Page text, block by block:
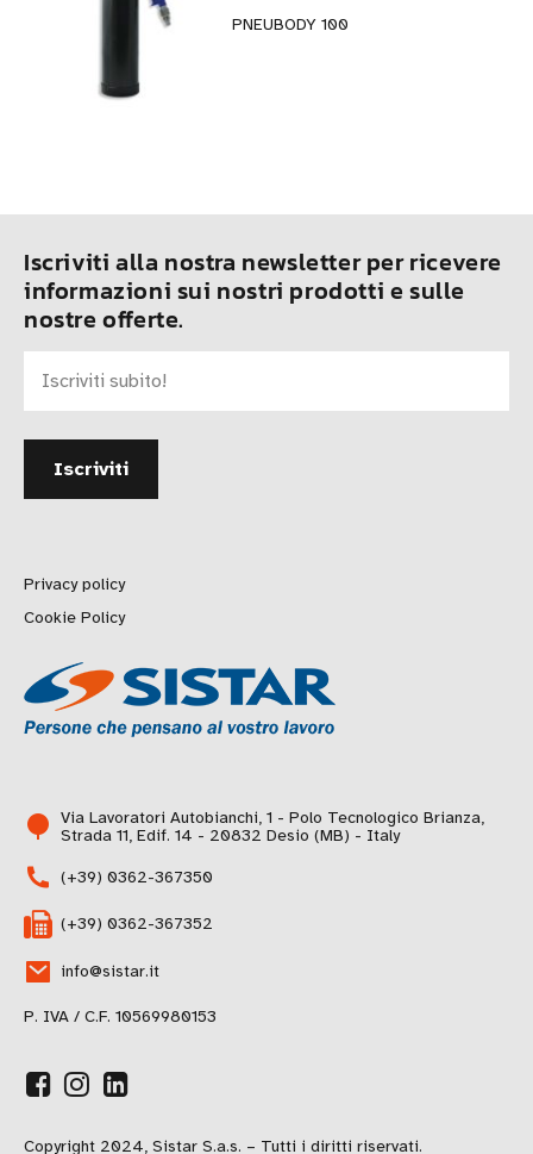
PNEUBODY 100
Iscriviti alla nostra newsletter per ricevere
informazioni sui nostri prodotti e sulle
nostre offerte.
Privacy policy
Cookie Policy
Via Lavoratori Autobianchi, 1 - Polo Tecnologico Brianza,
Strada 11, Edif. 14 - 20832 Desio (MB) - Italy
(+39) 0362-367350
(+39) 0362-367352
info@sistar.it
P. IVA / C.F. 10569980153
Copyright 2024, Sistar S.a.s. – Tutti i diritti riservati.